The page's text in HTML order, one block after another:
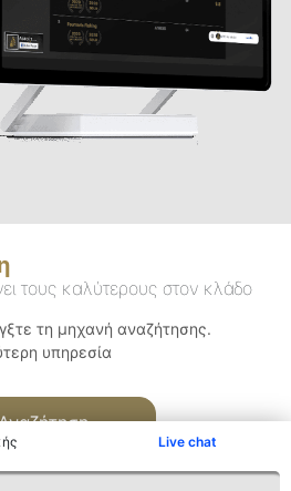
Live chat
τους καλύτερους στον κλάδο
τη μηχανή αναζήτησης.
υπηρεσία